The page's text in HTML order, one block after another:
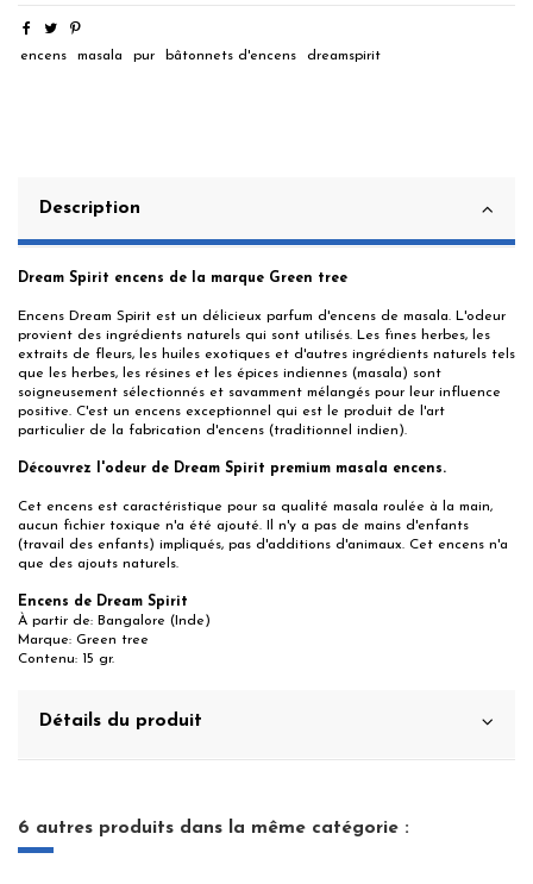
encens masala pur bâtonnets d'encens dreamspirit
Description
Dream Spirit encens de la marque Green tree
Encens Dream Spirit est un délicieux parfum d'encens de masala. L'odeur
provient des ingrédients naturels qui sont utilisés. Les fines herbes, les
extraits de fleurs, les huiles exotiques et d'autres ingrédients naturels tels
que les herbes, les résines et les épices indiennes (masala) sont
soigneusement sélectionnés et savamment mélangés pour leur influence
positive. C'est un encens exceptionnel qui est le produit de l'art
particulier de la fabrication d'encens (traditionnel indien).
Découvrez l'odeur de Dream Spirit premium masala encens.
Cet encens est caractéristique pour sa qualité masala roulée à la main,
aucun fichier toxique n'a été ajouté. Il n'y a pas de mains d'enfants
(travail des enfants) impliqués, pas d'additions d'animaux. Cet encens n'a
que des ajouts naturels.
Encens de Dream Spirit
À partir de: Bangalore (Inde)
Marque: Green tree
Contenu: 15 gr.
Détails du produit
6 autres produits dans la même catégorie :